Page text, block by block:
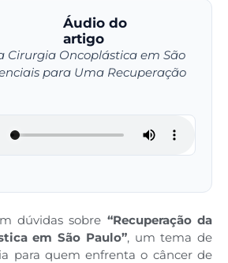
Áudio do
artigo
Cirurgia Oncoplástica em São
para Uma Recuperação
dúvidas sobre “Recuperação da
em São Paulo”, um tema de
para quem enfrenta o câncer de